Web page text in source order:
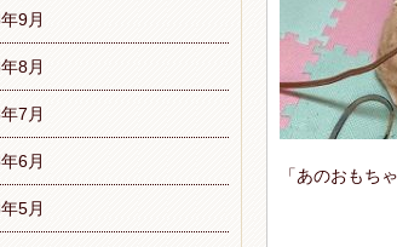
9月
8月
7月
6月
5月
「あのおもち